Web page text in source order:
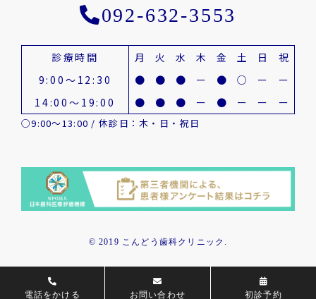
092-632-3553
診療時間 月 火 水 木 金 土 日
祝
9:00～12:30
● ● ● ー ● ○ ー
ー
14:00～19:00
● ● ● ー ● ー ー ー
○9:00～13:00 / 休診日：木・日・祝日
© 2019 こんどう歯科クリニック.
電話をかける お問い合わせ 初診予約